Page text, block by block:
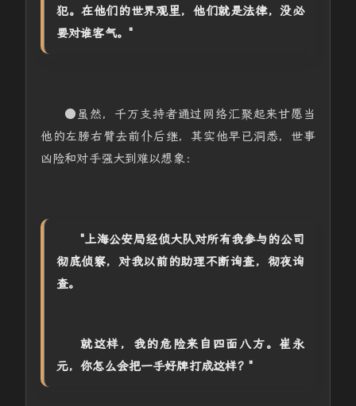
犯。在他们的世界观里，他们就是法律，没必
要对谁客气。"
●虽然，千万支持者通过网络汇聚起来甘愿当
他的左膀右臂去前仆后继，其实他早已洞悉，世事
凶险和对手强大到难以想象：
"上海公安局经侦大队对所有我参与的公司
彻底侦察，对我以前的助理不断询查，彻夜询
查。
就这样，我的危险来自四面八方。崔永
元，你怎么会把一手好牌打成这样？"